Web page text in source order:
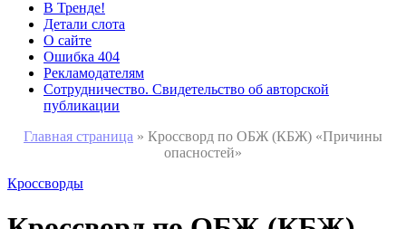
В Тренде!
Детали слота
О сайте
Ошибка 404
Рекламодателям
Сотрудничество. Свидетельство об авторской
публикации
Главная страница » Кроссворд по ОБЖ (КБЖ) «Причины
опасностей»
Кроссворды